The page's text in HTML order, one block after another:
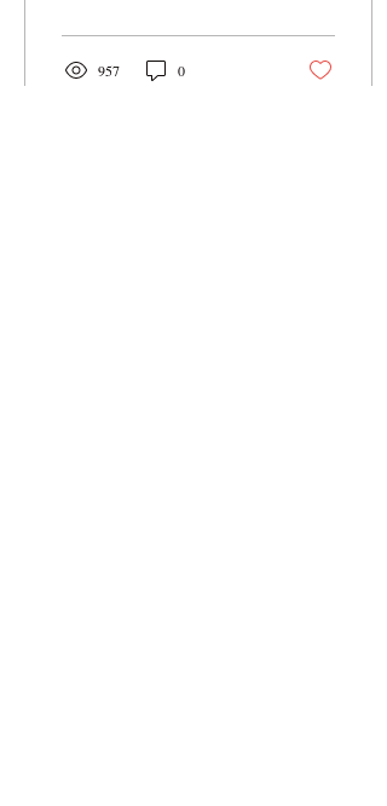
957 0